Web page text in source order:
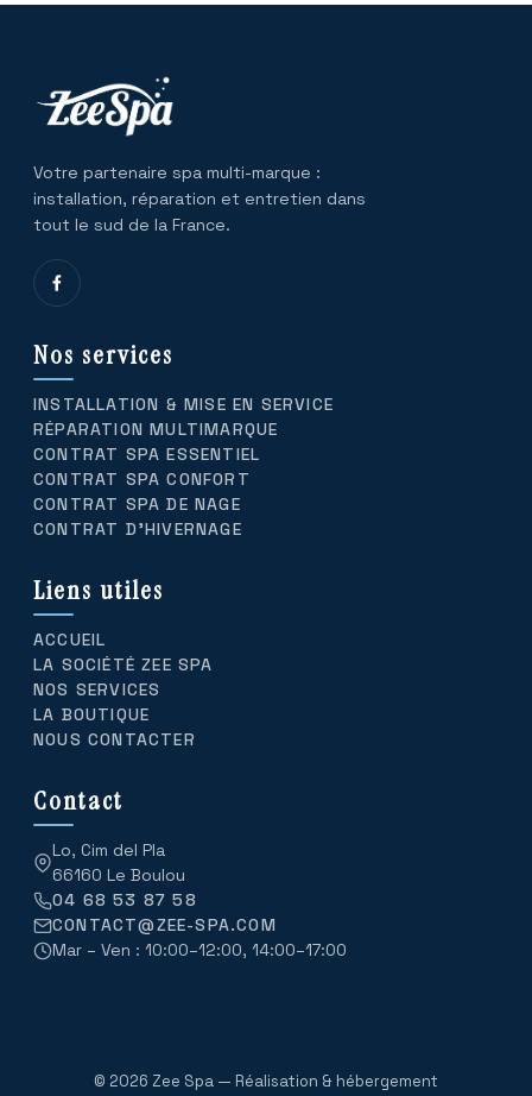
Votre partenaire spa multi-marque :
installation, réparation et entretien dans
tout le sud de la France.
Nos services
INSTALLATION & MISE EN SERVICE
RÉPARATION MULTIMARQUE
CONTRAT SPA ESSENTIEL
CONTRAT SPA CONFORT
CONTRAT SPA DE NAGE
CONTRAT D’HIVERNAGE
Liens utiles
ACCUEIL
LA SOCIÉTÉ ZEE SPA
NOS SERVICES
LA BOUTIQUE
NOUS CONTACTER
Contact
Lo, Cim del Pla
66160 Le Boulou
04 68 53 87 58
CONTACT@ZEE-SPA.COM
Mar – Ven : 10:00–12:00, 14:00–17:00
© 2026 Zee Spa — Réalisation & hébergement